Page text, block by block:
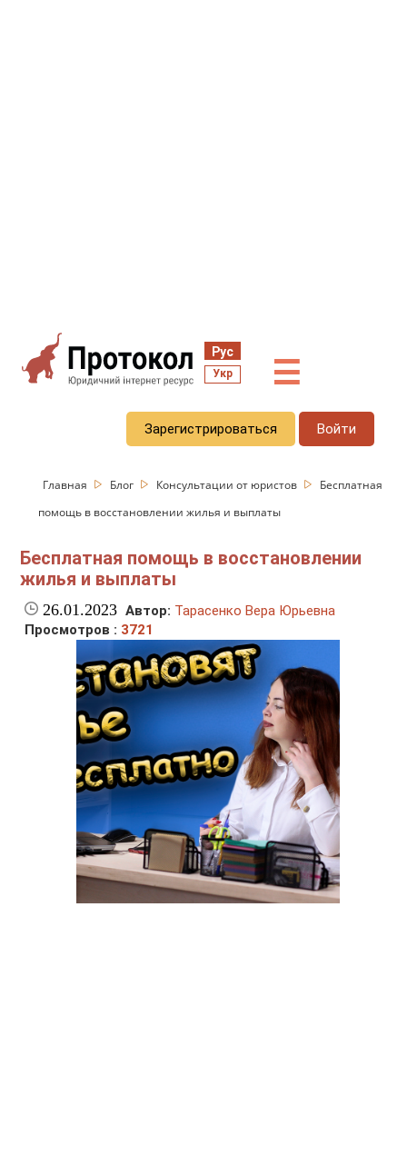
Рус
Укр ☰
Зарегистрироваться Войти
Главная Блог Консультации от юристов
Бесплатная
помощь в восстановлении жилья и выплаты
Бесплатная помощь в восстановлении
жилья и выплаты
26.01.2023 Автор: Тарасенко Вера Юрьевна
Просмотров : 3721